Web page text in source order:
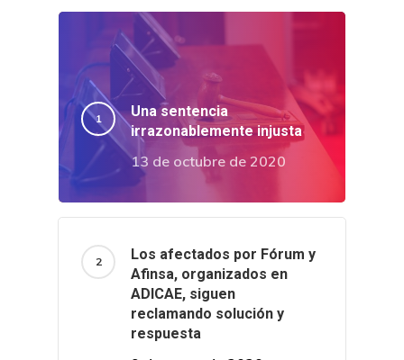
Una sentencia
irrazonablemente injusta
13 de octubre de 2020
Los afectados por Fórum y
Afinsa, organizados en
ADICAE, siguen
reclamando solución y
respuesta